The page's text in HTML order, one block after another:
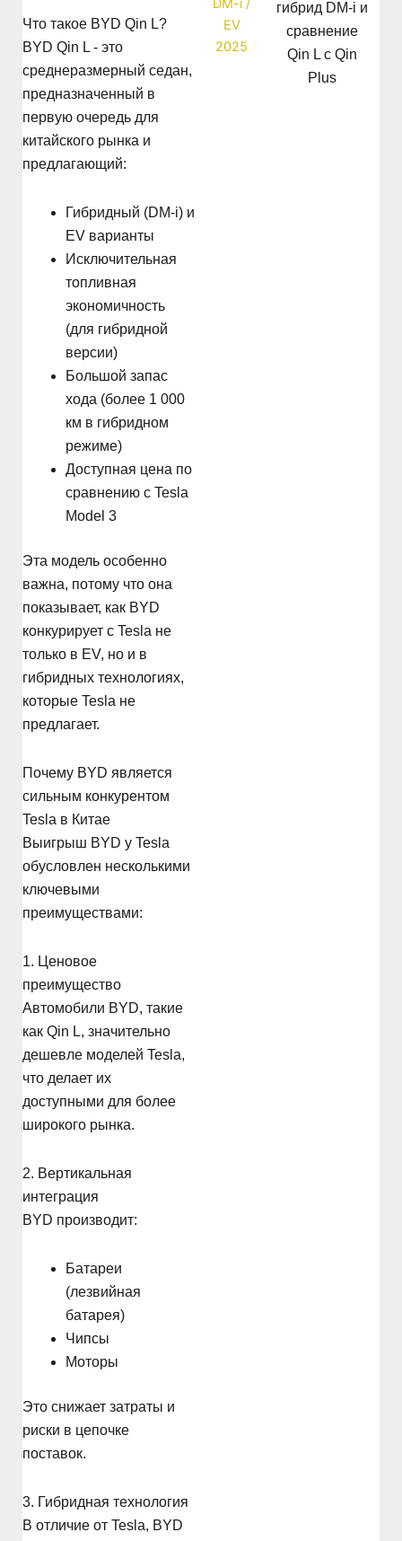
Что такое BYD Qin L?
BYD Qin L - это
среднеразмерный седан,
предназначенный в
первую очередь для
китайского рынка и
предлагающий:
Гибридный (DM-i) и
EV варианты
Исключительная
топливная
экономичность
(для гибридной
версии)
Большой запас
хода (более 1 000
км в гибридном
режиме)
Доступная цена по
сравнению с Tesla
Model 3
Эта модель особенно
важна, потому что она
показывает, как BYD
конкурирует с Tesla не
только в EV, но и в
гибридных технологиях,
которые Tesla не
предлагает.
Почему BYD является
сильным конкурентом
Tesla в Китае
Выигрыш BYD у Tesla
обусловлен несколькими
ключевыми
преимуществами:
1. Ценовое
преимущество
Автомобили BYD, такие
как Qin L, значительно
дешевле моделей Tesla,
что делает их
доступными для более
широкого рынка.
2. Вертикальная
интеграция
BYD производит:
Батареи
(лезвийная
батарея)
Чипсы
Моторы
Это снижает затраты и
риски в цепочке
поставок.
3. Гибридная технология
В отличие от Tesla, BYD
гибрид DM-i и
сравнение
Qin L с Qin
Plus